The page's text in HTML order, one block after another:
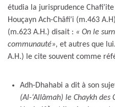
étudia la jurisprudence
Houçayn Ach-Châfi’i (m.463
(m.623 A.H.) disait : « On le
communauté», et autres que lui.
A.H.) le cite souvent comme
Adh-Dhahabi a dit à son
(Al-‘Allâmah) le Chaykh des